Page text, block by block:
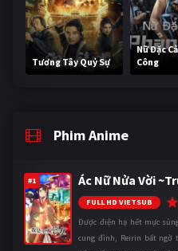
Tương Tây Quỷ Sự
Nữ Đặc
Công
Phim Anime
#1 Ác Nữ Nửa Vời
FULL HD VIETSUB
Được điện hạ hết mực
cung đình, Reirin bất ngờ